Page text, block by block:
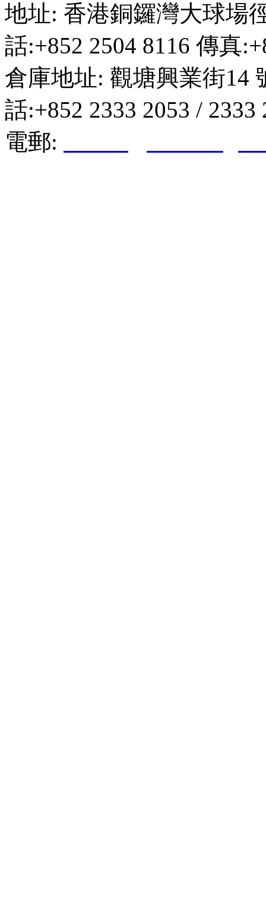
地址: 香港銅鑼灣大球場
話:+852 2504 8116 傳真
倉庫地址: 觀塘興業街14
話:+852 2333 2053 /
電郵: